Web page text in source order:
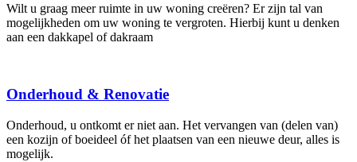
Wilt u graag meer ruimte in uw woning creëren? Er zijn tal van
mogelijkheden om uw woning te vergroten. Hierbij kunt u denken
aan een dakkapel of dakraam
Onderhoud & Renovatie
Onderhoud, u ontkomt er niet aan. Het vervangen van (delen van)
een kozijn of boeideel óf het plaatsen van een nieuwe deur, alles is
mogelijk.